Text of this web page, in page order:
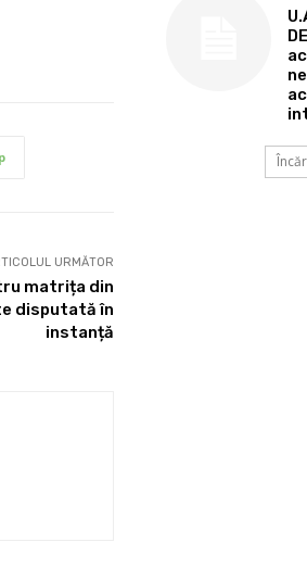
URMĂTOR
matrița din
disputată în
instanță